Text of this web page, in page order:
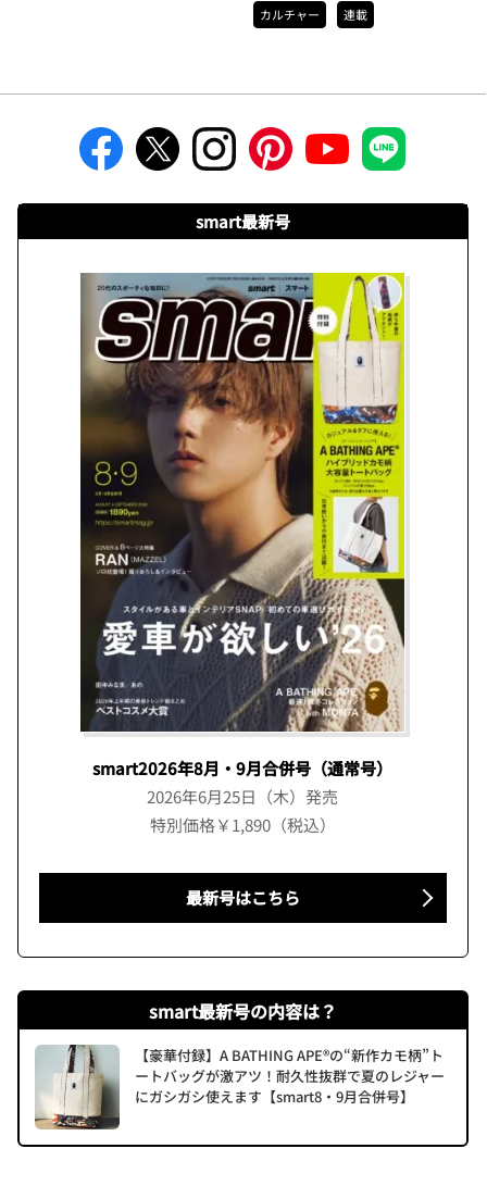
カルチャー 連載
smart最新号
smart2026年8月・9月合併号（通常号）
2026年6月25日（木）発売
特別価格￥1,890（税込）
最新号はこちら
smart最新号の内容は？
【豪華付録】A BATHING APE®の“新作カモ柄”ト
ートバッグが激アツ！耐久性抜群で夏のレジャー
にガシガシ使えます【smart8・9月合併号】